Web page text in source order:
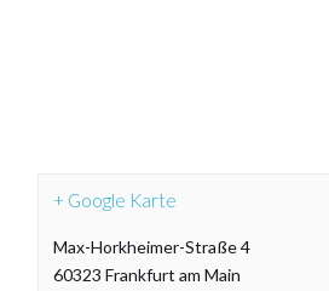
+ Google Karte
Max-Horkheimer-Straße 4
60323 Frankfurt am Main